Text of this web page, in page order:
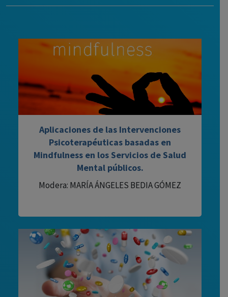
Aplicaciones de las Intervenciones
Psicoterapéuticas basadas en
Mindfulness en los Servicios de Salud
Mental públicos.
Modera: MARÍA ÁNGELES BEDIA GÓMEZ